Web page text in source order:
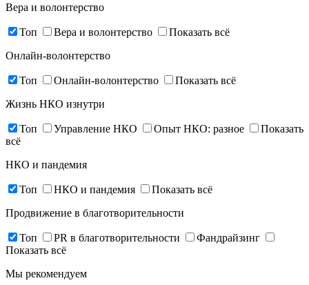
Вера и волонтерство
Топ Вера и волонтерство
Показать всё
Онлайн-волонтерство
Топ Онлайн-волонтерство
Показать всё
Жизнь НКО изнутри
Топ Управление НКО Опыт НКО: разное
Показать
всё
НКО и пандемия
Топ НКО и пандемия
Показать всё
Продвижение в благотворительности
Топ PR в благотворительности
Фандрайзинг
Показать всё
Мы рекомендуем